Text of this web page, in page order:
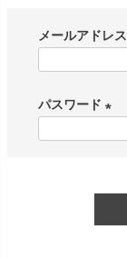
メールアドレス
パスワード